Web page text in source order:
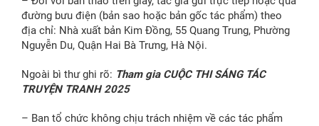
đường bưu điện (bản sao hoặc bản gốc tác phẩm) theo
địa chỉ: Nhà xuất bản Kim Đồng, 55 Quang Trung, Phường
Nguyễn Du, Quận Hai Bà Trưng, Hà Nội.
Ngoài bì thư ghi rõ: Tham gia CUỘC THI SÁNG TÁC
TRUYỆN TRANH 2025
– Ban tổ chức không chịu trách nhiệm về các tác phẩm